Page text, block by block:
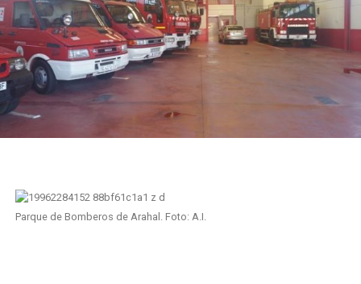
Parque de Bomberos de Arahal. Foto: A.I.